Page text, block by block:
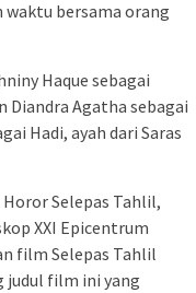
bersama orang
Haque sebagai
Diandra Agatha sebagai
Hadi, ayah dari Saras
Selepas Tahlil,
XXI Epicentrum
film Selepas Tahlil
judul film ini yang